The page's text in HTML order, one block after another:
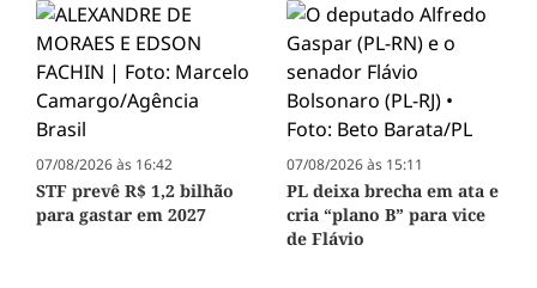
07/08/2026 às 16:42
STF prevê R$ 1,2 bilhão
para gastar em 2027
07/08/2026 às 15:11
PL deixa brecha em ata e
cria “plano B” para vice
de Flávio